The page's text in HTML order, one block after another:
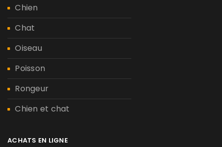
Chien
Chat
Oiseau
Poisson
Rongeur
Chien et chat
ACHATS EN LIGNE